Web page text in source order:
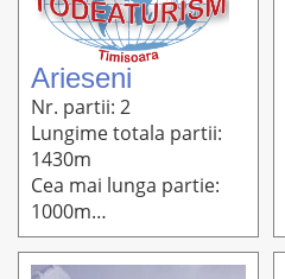
Arieseni
Nr. partii: 2
Lungime totala partii:
1430m
Cea mai lunga partie:
1000m
Altitudine: 1400m-
1150m